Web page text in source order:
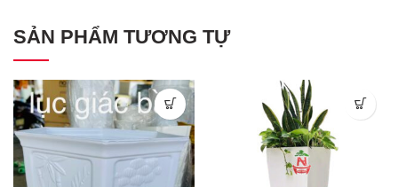
SẢN PHẨM TƯƠNG TỰ